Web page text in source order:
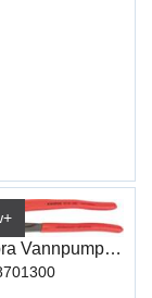
Tang Cobra Vannpumpetang 300mm